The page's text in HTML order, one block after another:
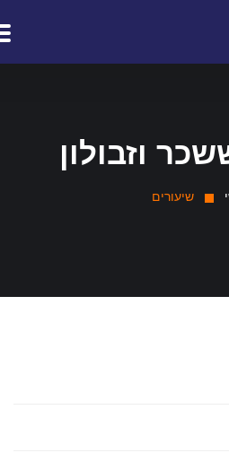
וזבולון
שיעורים